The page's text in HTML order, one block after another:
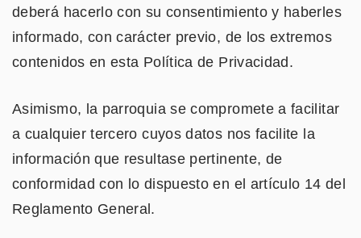
deberá hacerlo con su consentimiento y haberles
informado, con carácter previo, de los extremos
contenidos en esta Política de Privacidad.
Asimismo, la parroquia se compromete a facilitar
a cualquier tercero cuyos datos nos facilite la
información que resultase pertinente, de
conformidad con lo dispuesto en el artículo 14 del
Reglamento General.